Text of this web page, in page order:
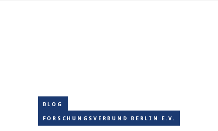
BLOG
FORSCHUNGSVERBUND BERLIN E.V.